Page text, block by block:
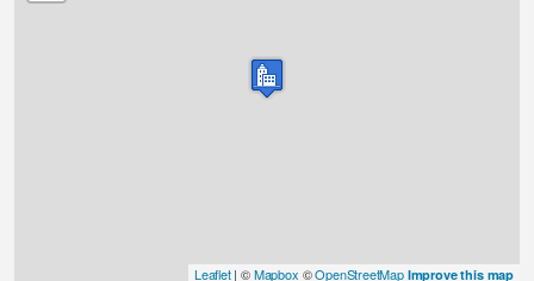
Leaflet| ©Mapbox ©OpenStreetMap Improve this map